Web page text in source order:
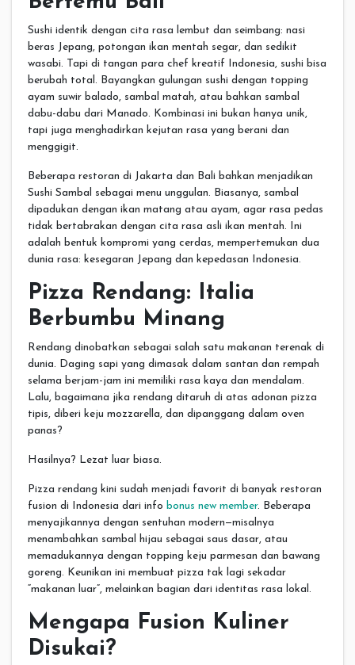
Sushi identik dengan cita rasa lembut dan seimbang: nasi
beras Jepang, potongan ikan mentah segar, dan sedikit
wasabi. Tapi di tangan para chef kreatif Indonesia, sushi bisa
berubah total. Bayangkan gulungan sushi dengan topping
ayam suwir balado, sambal matah, atau bahkan sambal
dabu-dabu dari Manado. Kombinasi ini bukan hanya unik,
tapi juga menghadirkan kejutan rasa yang berani dan
menggigit.
Beberapa restoran di Jakarta dan Bali bahkan menjadikan
Sushi Sambal sebagai menu unggulan. Biasanya, sambal
dipadukan dengan ikan matang atau ayam, agar rasa pedas
tidak bertabrakan dengan cita rasa asli ikan mentah. Ini
adalah bentuk kompromi yang cerdas, mempertemukan dua
dunia rasa: kesegaran Jepang dan kepedasan Indonesia.
Pizza Rendang: Italia
Berbumbu Minang
Rendang dinobatkan sebagai salah satu makanan terenak di
dunia. Daging sapi yang dimasak dalam santan dan rempah
selama berjam-jam ini memiliki rasa kaya dan mendalam.
Lalu, bagaimana jika rendang ditaruh di atas adonan pizza
tipis, diberi keju mozzarella, dan dipanggang dalam oven
panas?
Hasilnya? Lezat luar biasa.
Pizza rendang kini sudah menjadi favorit di banyak restoran
fusion di Indonesia dari info bonus new member. Beberapa
menyajikannya dengan sentuhan modern—misalnya
menambahkan sambal hijau sebagai saus dasar, atau
memadukannya dengan topping keju parmesan dan bawang
goreng. Keunikan ini membuat pizza tak lagi sekadar
“makanan luar”, melainkan bagian dari identitas rasa lokal.
Mengapa Fusion Kuliner
Disukai?